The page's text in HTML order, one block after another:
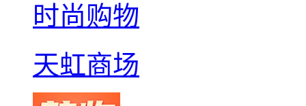
时尚购物
天虹商场